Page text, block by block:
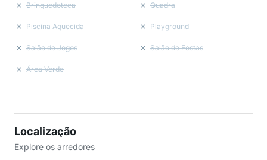
Brinquedoteca Quadra
Piscina Aquecida Playground
Salão de Jogos Salão de Festas
Área Verde
Localização
Explore os arredores